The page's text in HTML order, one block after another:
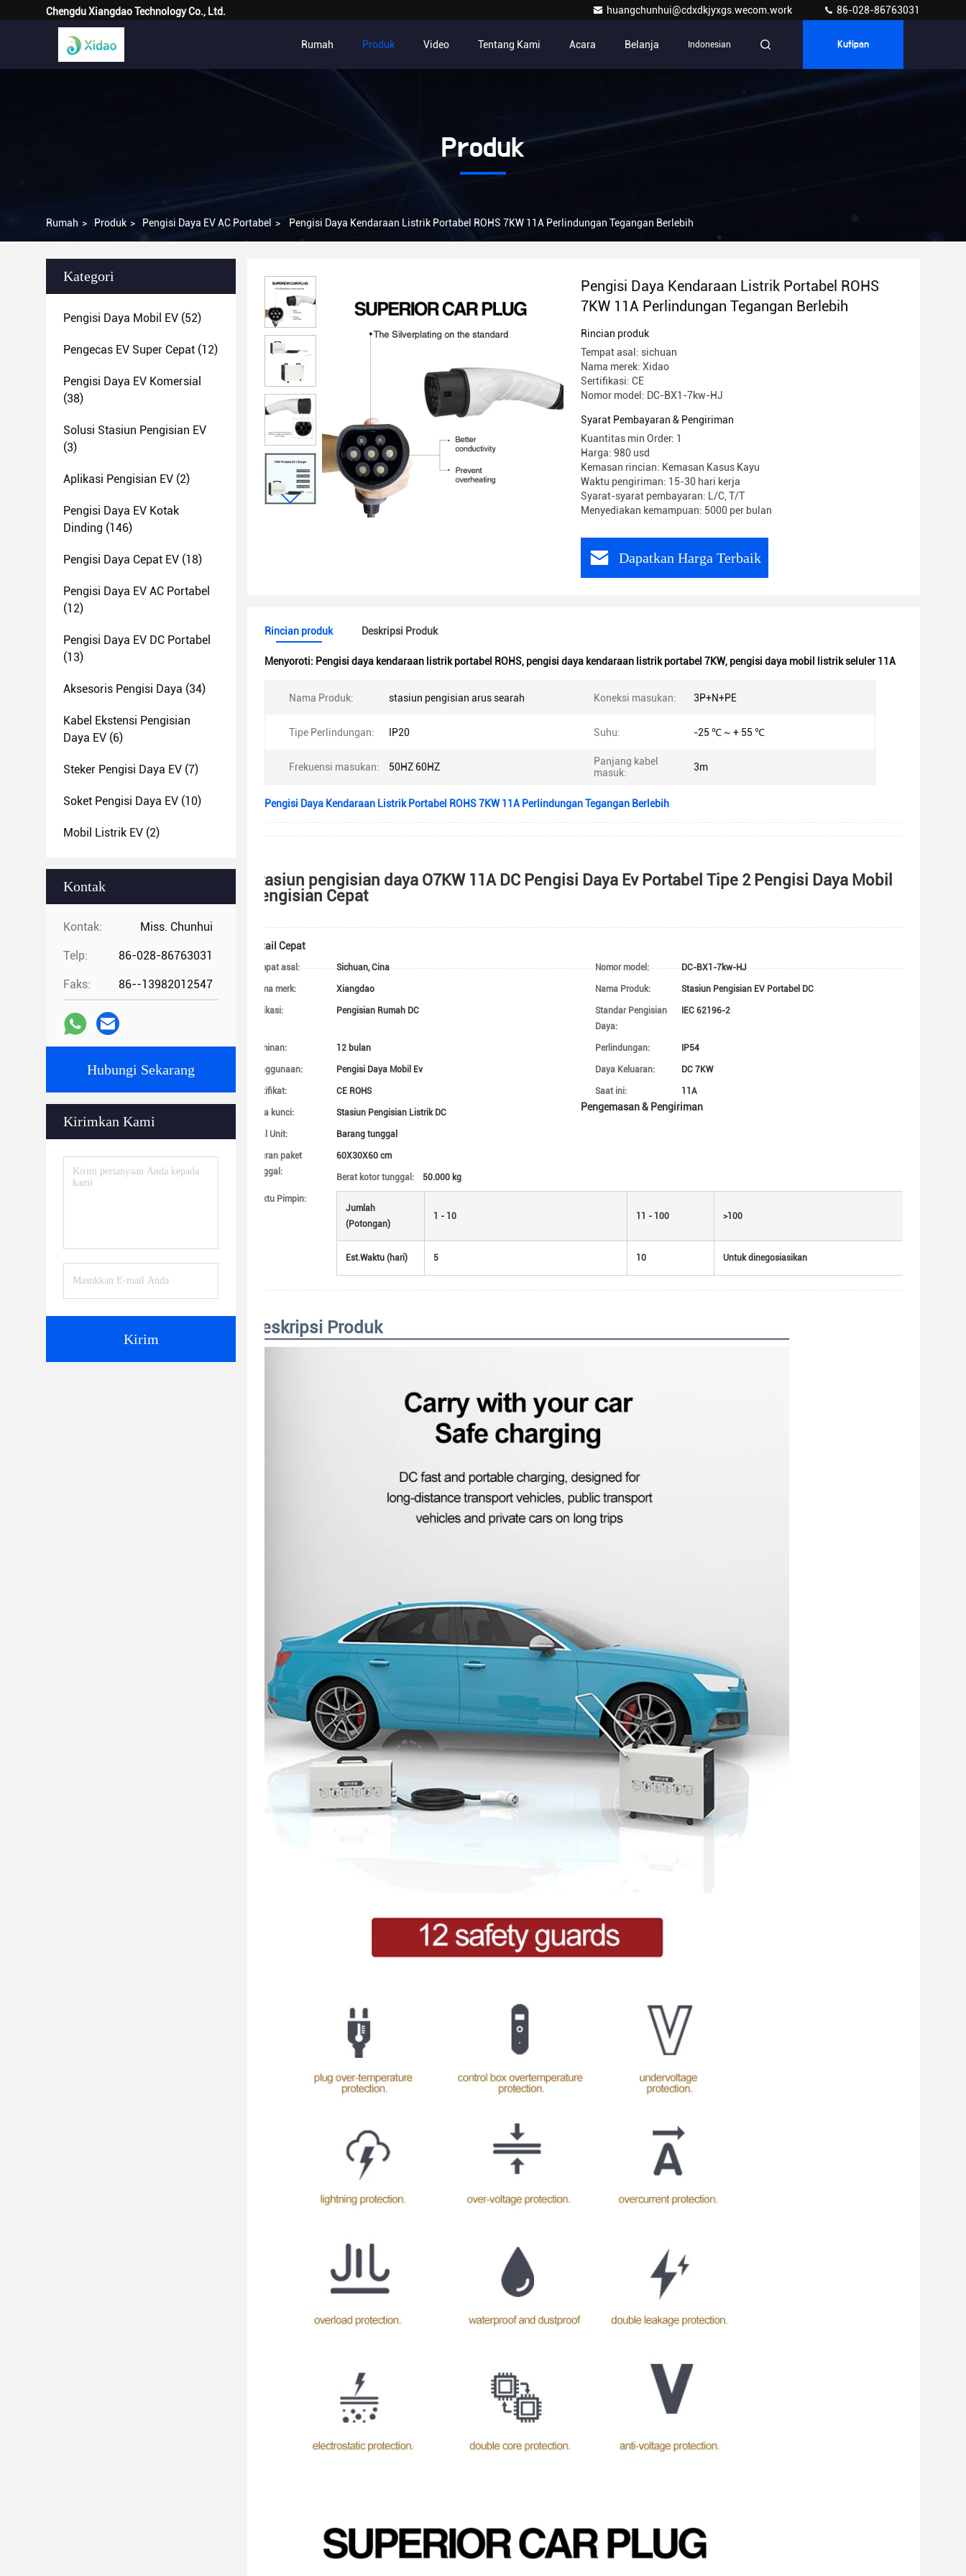
Chengdu Xiangdao Technology Co., Ltd. huangchunhui@cdxdkjyxgs.wecom.work 86-028-86763031
Rumah Produk Video Tentang Kami Acara Belanja Indonesian Kutipan
Produk
Rumah > Produk > Pengisi Daya EV AC Portabel > Pengisi Daya Kendaraan Listrik Portabel ROHS 7KW 11A Perlindungan Tegangan Berlebih
Kategori
Pengisi Daya Mobil EV (52)
Pengecas EV Super Cepat (12)
Pengisi Daya EV Komersial
(38)
Solusi Stasiun Pengisian EV
(3)
Aplikasi Pengisian EV (2)
Pengisi Daya EV Kotak
Dinding (146)
Pengisi Daya Cepat EV (18)
Pengisi Daya EV AC Portabel
(12)
Pengisi Daya EV DC Portabel
(13)
Aksesoris Pengisi Daya (34)
Kabel Ekstensi Pengisian
Daya EV (6)
Steker Pengisi Daya EV (7)
Soket Pengisi Daya EV (10)
Mobil Listrik EV (2)
Kontak
Kontak: Miss. Chunhui
Telp: 86-028-86763031
Faks: 86--13982012547
Hubungi Sekarang
Kirimkan Kami
Kirim
Pengisi Daya Kendaraan Listrik Portabel ROHS
7KW 11A Perlindungan Tegangan Berlebih
Rincian produk
Tempat asal: sichuan
Nama merek: Xidao
Sertifikasi: CE
Nomor model: DC-BX1-7kw-HJ
Syarat Pembayaran & Pengiriman
Kuantitas min Order: 1
Harga: 980 usd
Kemasan rincian: Kemasan Kasus Kayu
Waktu pengiriman: 15-30 hari kerja
Syarat-syarat pembayaran: L/C, T/T
Menyediakan kemampuan: 5000 per bulan
Dapatkan Harga Terbaik
Rincian produk Deskripsi Produk
Menyoroti: Pengisi daya kendaraan listrik portabel ROHS, pengisi daya kendaraan listrik portabel 7KW, pengisi daya mobil listrik seluler 11A
Nama Produk: stasiun pengisian arus searah Koneksi masukan: 3P+N+PE
Tipe Perlindungan: IP20 Suhu: -25 ℃ ~ + 55 ℃
Frekuensi masukan: 50HZ 60HZ
Panjang kabel
masuk:
3m
Pengisi Daya Kendaraan Listrik Portabel ROHS 7KW 11A Perlindungan Tegangan Berlebih
Stasiun pengisian daya O7KW 11A DC Pengisi Daya Ev Portabel Tipe 2 Pengisi Daya Mobil
Pengisian Cepat
Detail Cepat
Tempat asal: Sichuan, Cina Nomor model: DC-BX1-7kw-HJ
Nama merk: Xiangdao Nama Produk: Stasiun Pengisian EV Portabel DC
Aplikasi: Pengisian Rumah DC
Standar Pengisian
Daya:
IEC 62196-2
Jaminan: 12 bulan Perlindungan: IP54
Penggunaan: Pengisi Daya Mobil Ev Daya Keluaran: DC 7KW
Sertifikat: CE ROHS Saat ini: 11A
Kata kunci: Stasiun Pengisian Listrik DC Pengemasan & Pengiriman
Jual Unit: Barang tunggal
Ukuran paket
tunggal:
60X30X60 cm
Berat kotor tunggal: 50.000 kg
Waktu Pimpin:
Jumlah
(Potongan)
1 - 10 11 - 100 >100
Est.Waktu (hari) 5 10 Untuk dinegosiasikan
Deskripsi Produk